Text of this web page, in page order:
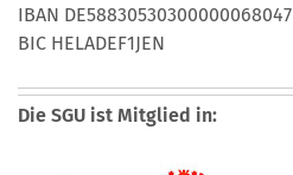
IBAN DE58830530300000068047
BIC HELADEF1JEN
Die SGU ist Mitglied in: